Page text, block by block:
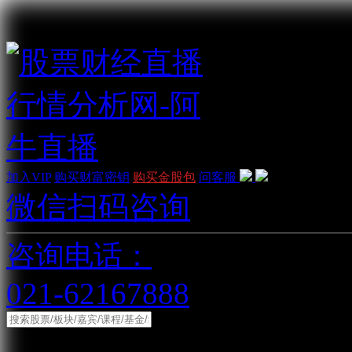
加入VIP 购买财富密钥 购买金股包 问客服
微信扫码咨询
咨询电话：
021-62167888